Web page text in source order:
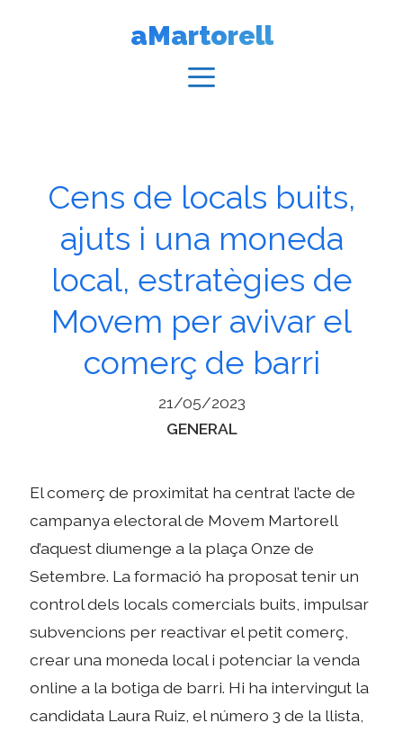
aMartorell
Cens de locals buits,
ajuts i una moneda
local, estratègies de
Movem per avivar el
comerç de barri
21/05/2023
Categories
GENERAL
El comerç de proximitat ha centrat l’acte de
campanya electoral de Movem Martorell
d’aquest diumenge a la plaça Onze de
Setembre. La formació ha proposat tenir un
control dels locals comercials buits, impulsar
subvencions per reactivar el petit comerç,
crear una moneda local i potenciar la venda
online a la botiga de barri. Hi ha intervingut la
candidata Laura Ruiz, el número 3 de la llista,